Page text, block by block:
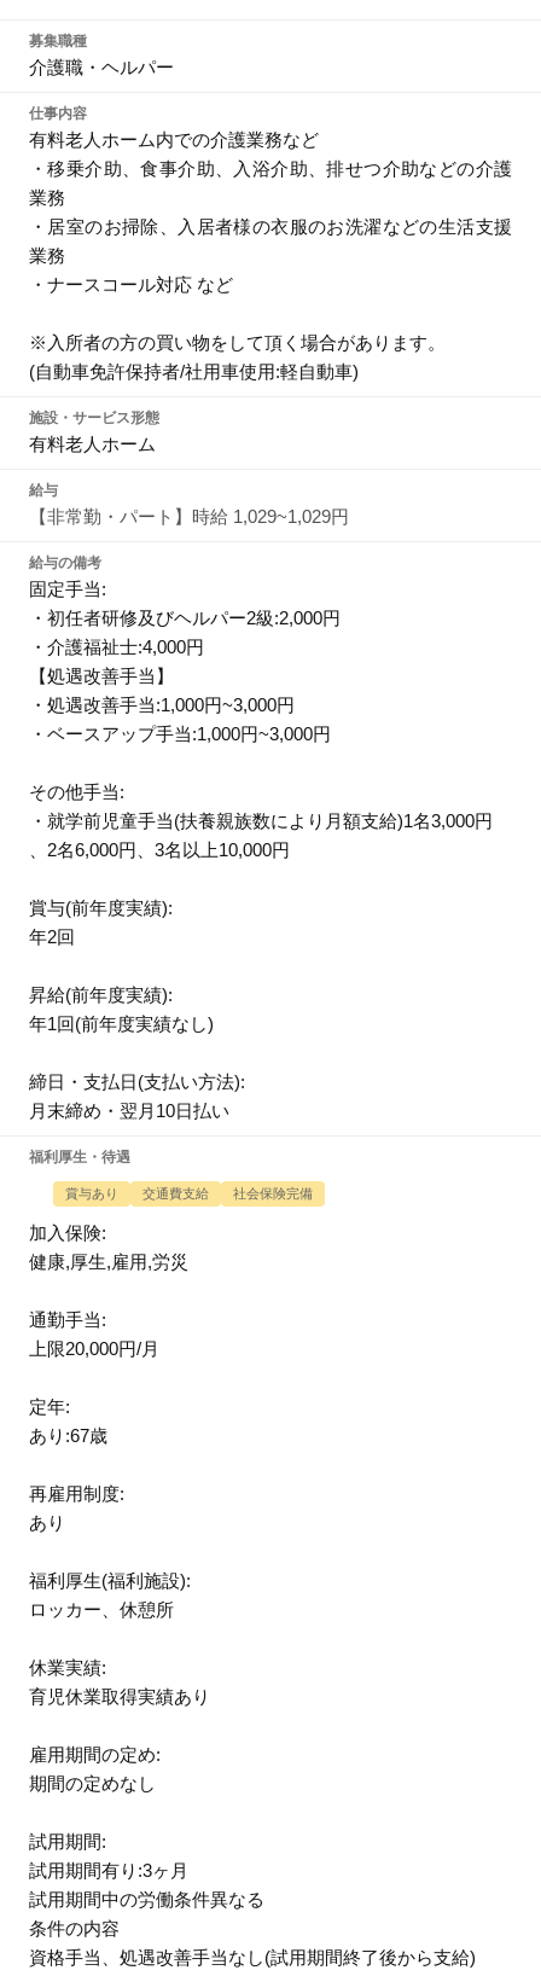
募集職種
介護職・ヘルパー
仕事内容
有料老人ホーム内での介護業務など
・移乗介助、食事介助、入浴介助、排せつ介助などの介護
業務
・居室のお掃除、入居者様の衣服のお洗濯などの生活支援
業務
・ナースコール対応 など
※入所者の方の買い物をして頂く場合があります。
(自動車免許保持者/社用車使用:軽自動車)
施設・サービス形態
有料老人ホーム
給与
【非常勤・パート】時給 1,029~1,029円
給与の備考
固定手当:
・初任者研修及びヘルパー2級:2,000円
・介護福祉士:4,000円
【処遇改善手当】
・処遇改善手当:1,000円~3,000円
・ベースアップ手当:1,000円~3,000円
その他手当:
・就学前児童手当(扶養親族数により月額支給)1名3,000円
、2名6,000円、3名以上10,000円
賞与(前年度実績):
年2回
昇給(前年度実績):
年1回(前年度実績なし)
締日・支払日(支払い方法):
月末締め・翌月10日払い
福利厚生・待遇
賞与あり 交通費支給 社会保険完備
加入保険:
健康,厚生,雇用,労災
通勤手当:
上限20,000円/月
定年:
あり:67歳
再雇用制度:
あり
福利厚生(福利施設):
ロッカー、休憩所
休業実績:
育児休業取得実績あり
雇用期間の定め:
期間の定めなし
試用期間:
試用期間有り:3ヶ月
試用期間中の労働条件異なる
条件の内容
資格手当、処遇改善手当なし(試用期間終了後から支給)